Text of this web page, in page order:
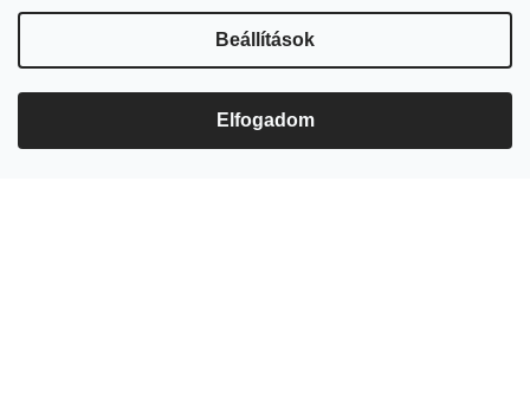
Beállítások
Elfogadom